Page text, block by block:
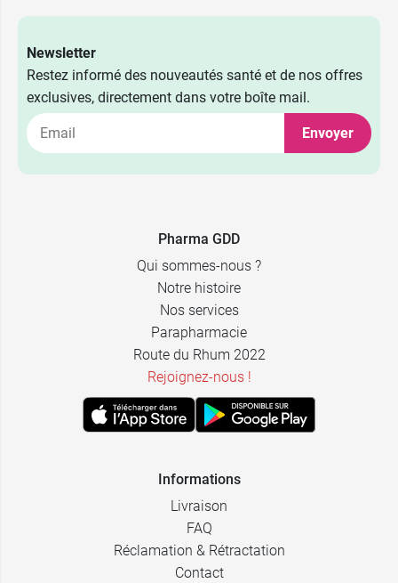
Newsletter
Restez informé des nouveautés santé et de nos offres
exclusives, directement dans votre boîte mail.
Envoyer
Pharma GDD
Qui sommes-nous ?
Notre histoire
Nos services
Parapharmacie
Route du Rhum 2022
Rejoignez-nous !
Informations
Livraison
FAQ
Réclamation & Rétractation
Contact